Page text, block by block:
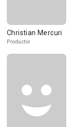
Christian Mercuri
Productor